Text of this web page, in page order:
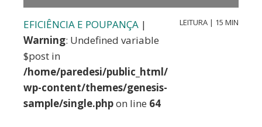
EFICIÊNCIA E POUPANÇA |
Warning: Undefined variable
$post in
/home/paredesi/public_html/
wp-content/themes/genesis-
sample/single.phpon line 64
LEITURA | 15 MIN